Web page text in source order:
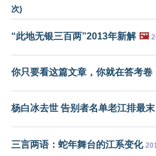
次)
“此地无银三百两”2013年新解 🖼️
你只要看这篇文章，你就在答考卷
杨白冰去世 告别者名单老江排最末
三言两语：蛇年舞台的江系变化